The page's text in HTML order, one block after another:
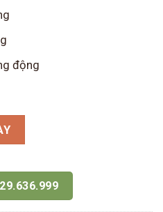
động
số lượng